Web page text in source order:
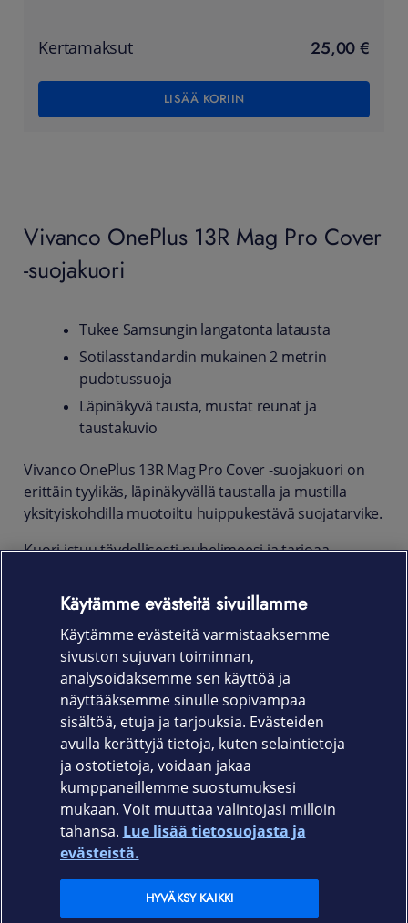
Kertamaksut 25,00 €
LISÄÄ KORIIN
Vivanco OnePlus 13R Mag Pro Cover
-suojakuori
Tukee Samsungin langatonta latausta
Sotilasstandardin mukainen 2 metrin
pudotussuoja
Läpinäkyvä tausta, mustat reunat ja
taustakuvio
Vivanco OnePlus 13R Mag Pro Cover -suojakuori on
erittäin tyylikäs, läpinäkyvällä taustalla ja mustilla
yksityiskohdilla muotoiltu huippukestävä suojatarvike.
Kuori istuu täydellisesti puhelimeesi ja tarjoaa
sekä tehokasta suojausta iskuilta, naarmuilta ja lialta.
Kuoresta on helppo pitää kiinni ja se tukee Samsungin
langatonta latausta.
Tuotekoodi
64564
Elisa.fi
Käytämme evästeitä sivuillamme
Käytämme evästeitä varmistaaksemme
sivuston sujuvan toiminnan,
analysoidaksemme sen käyttöä ja
näyttääksemme sinulle sopivampaa
sisältöä, etuja ja tarjouksia. Evästeiden
avulla kerättyjä tietoja, kuten selaintietoja
ja ostotietoja, voidaan jakaa
kumppaneillemme suostumuksesi
mukaan. Voit muuttaa valintojasi milloin
tahansa. Lue lisää tietosuojasta ja
evästeistä.
HYVÄKSY KAIKKI